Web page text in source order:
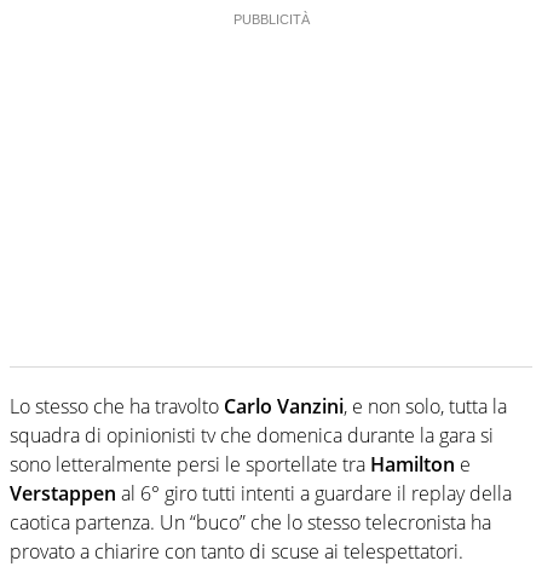
Lo stesso che ha travolto Carlo Vanzini, e non solo, tutta la
squadra di opinionisti tv che domenica durante la gara si
sono letteralmente persi le sportellate tra Hamilton e
Verstappen al 6° giro tutti intenti a guardare il replay della
caotica partenza. Un “buco” che lo stesso telecronista ha
provato a chiarire con tanto di scuse ai telespettatori.